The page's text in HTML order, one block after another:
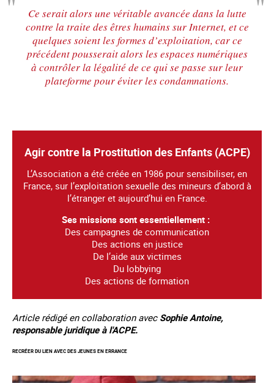
Ce serait alors une véritable avancée dans la lutte
contre la traite des êtres humains sur Internet, et ce
quelques soient les formes d’exploitation, car ce
précédent pousserait alors les espaces numériques
à contrôler la légalité de ce qui se passe sur leur
plateforme pour éviter les condamnations.
Agir contre la Prostitution des Enfants (ACPE)
L’Association a été créée en 1986 pour sensibiliser, en
France, sur l’exploitation sexuelle des mineurs d’abord à
l’étranger et aujourd’hui en France.
Ses missions sont essentiellement :
Des campagnes de communication
Des actions en justice
De l’aide aux victimes
Du lobbying
Des actions de formation
Article rédigé en collaboration avec Sophie Antoine,
responsable juridique à l'ACPE.
RECRÉER DU LIEN AVEC DES JEUNES EN ERRANCE